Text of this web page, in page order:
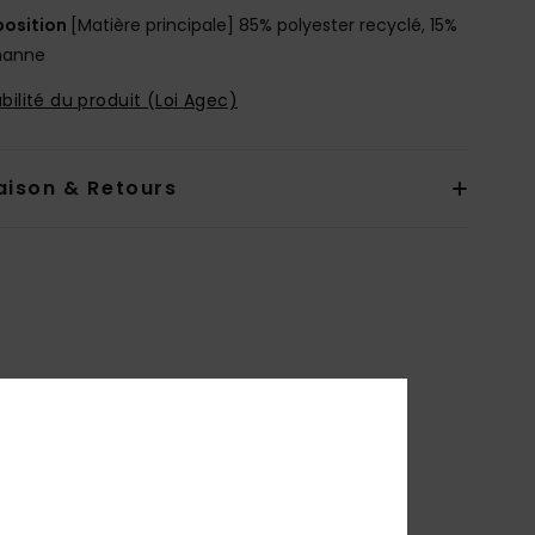
[Matière principale] 85% polyester recyclé, 15%
du produit (Loi Agec)
& Retours